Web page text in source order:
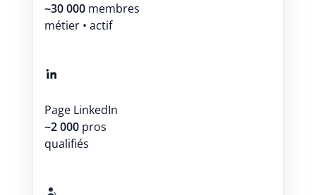
~30 000 membres
métier • actif
Page LinkedIn
~2 000 pros
qualifiés